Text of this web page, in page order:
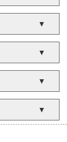
▼
▼
▼
▼